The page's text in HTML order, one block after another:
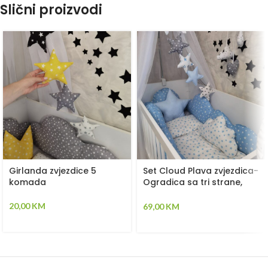
Slični proizvodi
Girlanda zvjezdice 5
komada
20,00KM
Set Cloud Plava zvjezdica-
Ogradica sa tri strane,
ukrasna jastuka –
69,00KM